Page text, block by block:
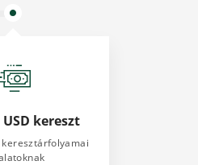
kereszt
keresztárfolyamai